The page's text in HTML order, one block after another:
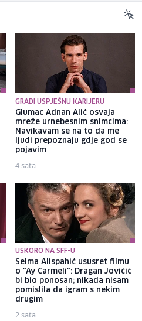
GRADI USPJEŠNU KARIJERU
Glumac Adnan Alić osvaja
mreže urnebesnim snimcima:
Navikavam se na to da me
ljudi prepoznaju gdje god se
pojavim
4 sata
USKORO NA SFF-U
Selma Alispahić ususret filmu
o "Ay Carmeli": Dragan Jovičić
bi bio ponosan; nikada nisam
pomislila da igram s nekim
drugim
2 sata